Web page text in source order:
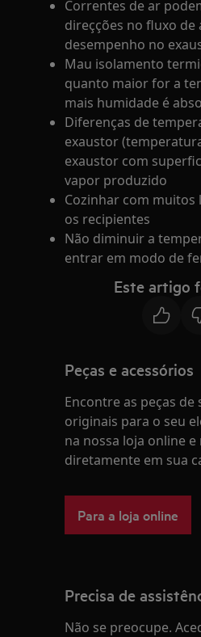
Correntes de ar
direçções no fluxo de
desempenho no
Mau isolamento
quanto maior for a
mais humidade é
Diferenças de
exaustor
exaustor com
vapor produzido
Cozinhar com
os recipientes
Não diminuir a
entrar em modo de
Este artigo
Peças e acessórios
Encontre as peças
originais para o seu
na nossa loja online e
diretamente em sua
Para a loja online
Precisa de
Não se preocupe.